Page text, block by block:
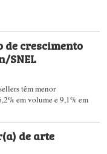
crescimento
SNEL
têm menor
em volume e 9,1% em
de arte